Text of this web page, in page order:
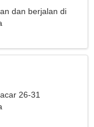
dan berjalan di
26-31